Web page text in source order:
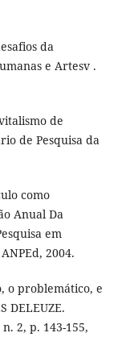
da
e Artesv .
de
de Pesquisa da
como
Anual Da
em
2004.
o problemático, e
DELEUZE.
2, p. 143-155,